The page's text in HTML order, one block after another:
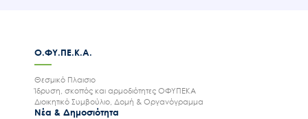
Ο.ΦΥ.ΠΕ.Κ.Α.
Θεσμικό Πλαισιο
Ίδρυση, σκοπός και αρμοδιότητες ΟΦΥΠΕΚΑ
Διοικητικό Συμβούλιο, Δομή & Οργανόγραμμα
Νέα & Δημοσιότητα